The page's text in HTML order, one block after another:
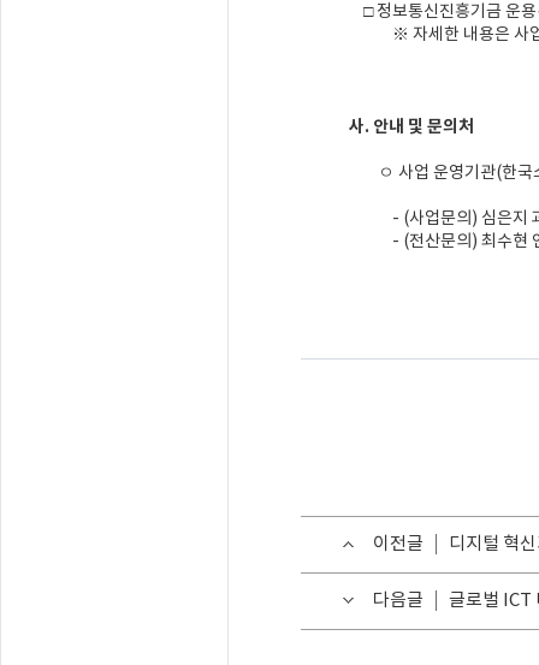
□ 정보통신진흥기금 운용
※ 자세한 내용은 사업
사. 안내 및 문의처
ㅇ 사업 운영기관(한국
- (사업문의) 심은지
- (전산문의) 최수현
이전글 디지털 혁
다음글 글로벌 ICT